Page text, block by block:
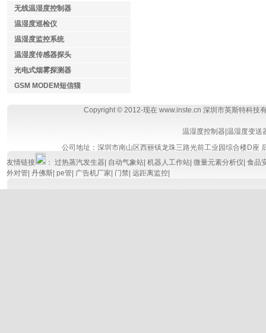
无线温湿度控制器
温湿度巡检仪
温湿度监控系统
温湿度传感器探头
光电式烟雾探测器
GSM MODEM短信猫
Copyright © 2012-现在 www.inste.cn 深圳市英斯特科技
温湿度控制器 温湿度变送
公司地址：深圳市南山区西丽镇龙珠三路光前工业园综合楼D座
友情链接
： 过热蒸汽发生器 自动气象站| 机器人工作站| 微量元素分析仪 食品
外对管| 丹佛斯| pe管| 广告机厂家 门禁| 远距离监控|